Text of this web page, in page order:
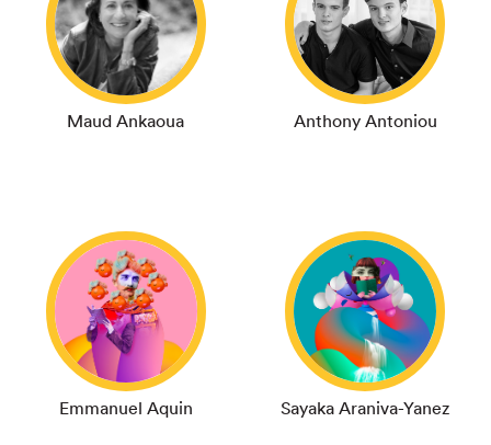
Maud Ankaoua Anthony Antoniou
Emmanuel Aquin Sayaka Araniva-Yanez